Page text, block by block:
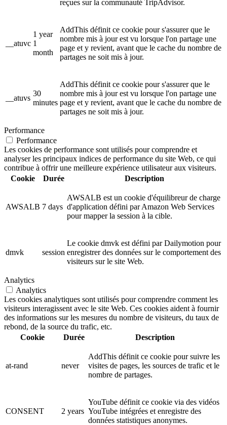
reçues sur la communauté TripAdvisor.
__atuvc
1 year
1
month
AddThis définit ce cookie pour s'assurer que le
nombre mis à jour est vu lorsque l'on partage une
page et y revient, avant que le cache du nombre de
partages ne soit mis à jour.
__atuvs
30
minutes
AddThis définit ce cookie pour s'assurer que le
nombre mis à jour est vu lorsque l'on partage une
page et y revient, avant que le cache du nombre de
partages ne soit mis à jour.
Performance
Performance
Les cookies de performance sont utilisés pour comprendre et
analyser les principaux indices de performance du site Web, ce qui
contribue à offrir une meilleure expérience utilisateur aux visiteurs.
Cookie
Durée Description
AWSALB 7 days
AWSALB est un cookie d'équilibreur de charge
d'application défini par Amazon Web Services
pour mapper la session à la cible.
dmvk session
Le cookie dmvk est défini par Dailymotion pour
enregistrer des données sur le comportement des
visiteurs sur le site Web.
Analytics
Analytics
Les cookies analytiques sont utilisés pour comprendre comment les
visiteurs interagissent avec le site Web. Ces cookies aident à fournir
des informations sur les mesures du nombre de visiteurs, du taux de
rebond, de la source du trafic, etc.
Cookie
Durée Description
at-rand never
AddThis définit ce cookie pour suivre les
visites de pages, les sources de trafic et le
nombre de partages.
CONSENT 2 years
YouTube définit ce cookie via des vidéos
YouTube intégrées et enregistre des
données statistiques anonymes.